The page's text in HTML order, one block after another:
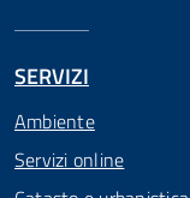
SERVIZI
Ambiente
Servizi online